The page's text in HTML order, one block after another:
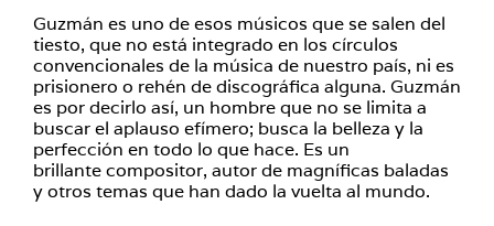
Guzmán es uno de esos músicos que se salen del
tiesto, que no está integrado en los círculos
convencionales de la música de nuestro país, ni es
prisionero o rehén de discográfica alguna. Guzmán
es por decirlo así, un hombre que no se limita a
buscar el aplauso efímero; busca la belleza y la
perfección en todo lo que hace. Es un
brillante compositor, autor de magníficas baladas
y otros temas que han dado la vuelta al mundo.